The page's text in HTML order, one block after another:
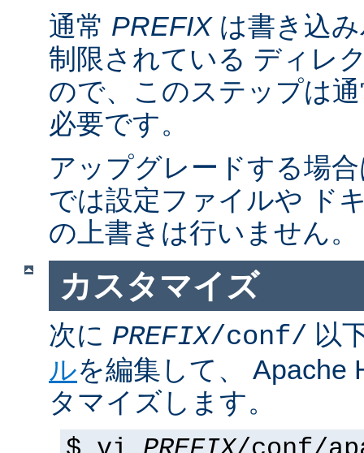
通常 PREFIXは書き込
制限されている ディレ
ので、このステップは
必要です。
アップグレードする場
では設定ファイルや ド
の上書きは行いません。
カスタマイズ
次に PREFIX/conf/ 以
ルを編集して、 Apache
タマイズします。